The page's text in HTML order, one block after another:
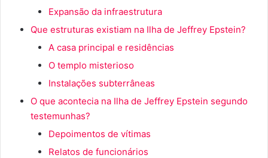
Expansão da infraestrutura
Que estruturas existiam na Ilha de Jeffrey Epstein?
A casa principal e residências
O templo misterioso
Instalações subterrâneas
O que acontecia na Ilha de Jeffrey Epstein segundo
testemunhas?
Depoimentos de vítimas
Relatos de funcionários